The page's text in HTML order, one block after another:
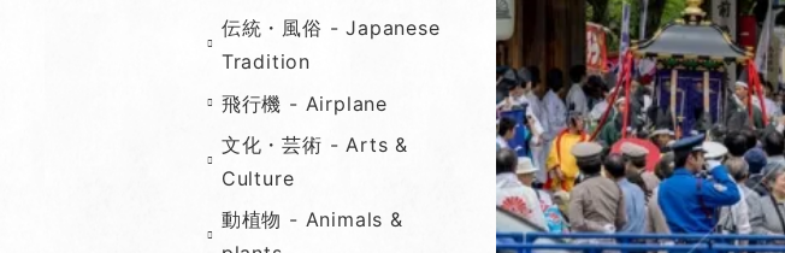
伝統・風俗 - Japanese
Tradition
飛行機 - Airplane
文化・芸術 - Arts &
Culture
動植物 - Animals &